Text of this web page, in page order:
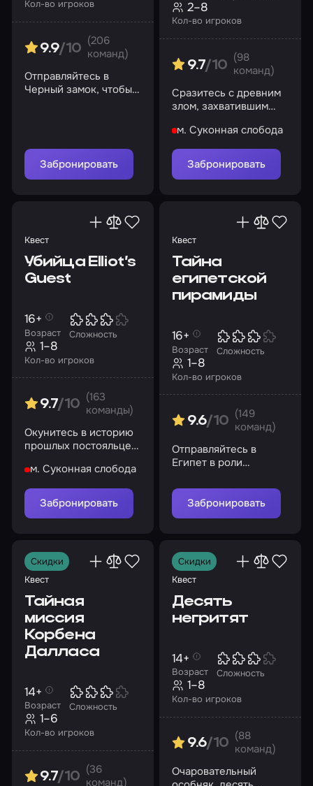
Кол-во игроков
9.9/10
(206
команд)
Отправляйтесь в
Черный замок, чтобы
Забронировать
Кол-во игроков
2–8
9.7/10
(98
команд)
Сразитесь с древним
злом, захватившим
м. Суконная слобода
Забронировать
Квест
Убийца Elliot’s
Guest
Возраст
16+
Сложность
Кол-во игроков
1–8
9.7/10
(163
команды)
Окунитесь в историю
прошлых постояльцев
1965 году
м. Суконная слобода
Забронировать
Квест
Тайна
египетской
пирамиды
Возраст
16+
Сложность
Кол-во игроков
1–8
9.6/10
(149
команд)
Отправляйтесь в
Египет в роли
тайну первого чуда
света
Забронировать
Скидки
Квест
Тайная
миссия
Корбена
Далласа
Возраст
14+
Сложность
Кол-во игроков
1–6
9.7/10
(36
команд)
Скидки
Квест
Десять
негритят
Возраст
14+
Сложность
Кол-во игроков
1–8
9.6/10
(88
команд)
Очаровательный